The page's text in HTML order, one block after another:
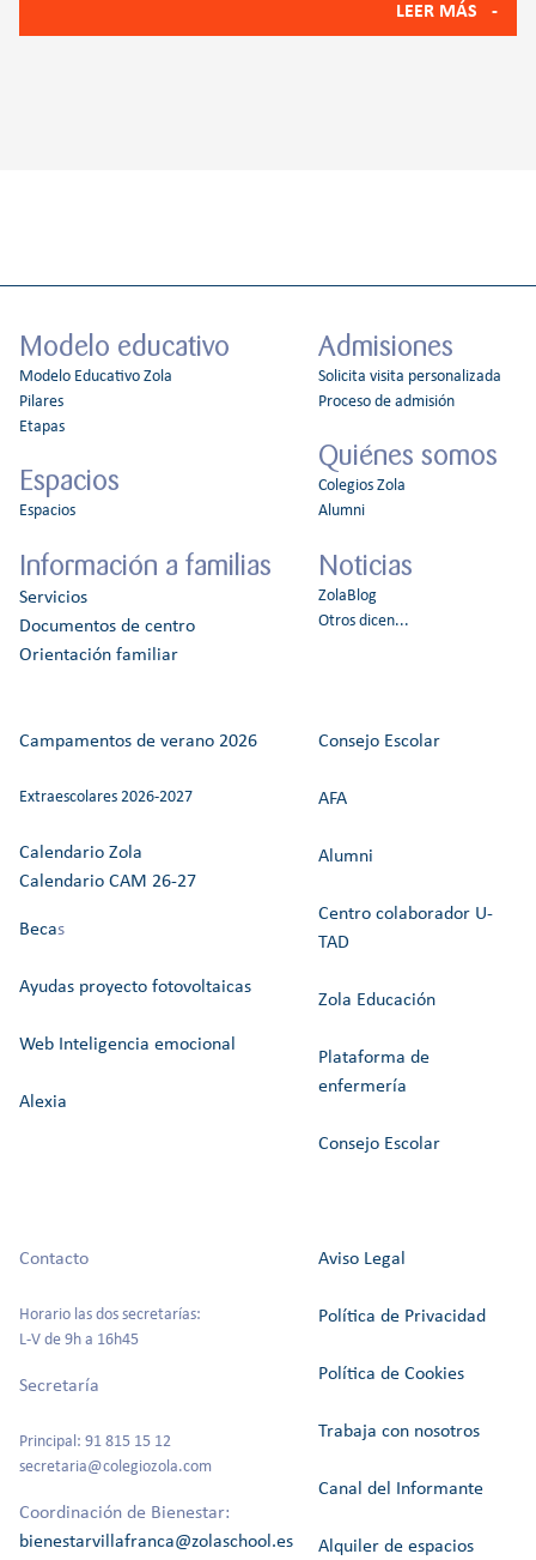
LEER MÁS
Modelo educativo
Modelo Educativo Zola
Pilares
Etapas
Espacios
Espacios
Información a familias
Servicios
Documentos de centro
Orientación familiar
Admisiones
Solicita visita personalizada
Proceso de admisión
Quiénes somos
Colegios Zola
Alumni
Noticias
ZolaBlog
Otros dicen...
Campamentos de verano 2026
Extraescolares 2026-2027
Calendario Zola
Calendario CAM 26-27
Becas
Ayudas proyecto fotovoltaicas
Web Inteligencia emocional
Alexia
Consejo Escolar
AFA
Alumni
Centro colaborador U-
TAD
Zola Educación
Plataforma de
enfermería
Consejo Escolar
Contacto
Horario las dos secretarías:
L-V de 9h a 16h45
Secretaría
Principal: 91 815 15 12
secretaria@colegiozola.com
Coordinación de Bienestar:
bienestarvillafranca@zolaschool.es
Aviso Legal
Política de Privacidad
Política de Cookies
Trabaja con nosotros
Canal del Informante
Alquiler de espacios